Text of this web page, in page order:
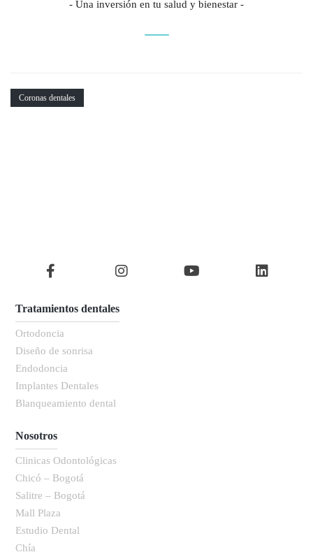
- Una inversión en tu salud y bienestar -
Coronas dentales
Tratamientos dentales
Ortodoncia
Diseño de sonrisa
Endodoncia
Implantes Dentales
Blanqueamiento dental
Nosotros
Clinicas Odontológicas
Chicó – Bogotá
Salitre – Bogotá
Mall Plaza
Estudio Dental
Chía